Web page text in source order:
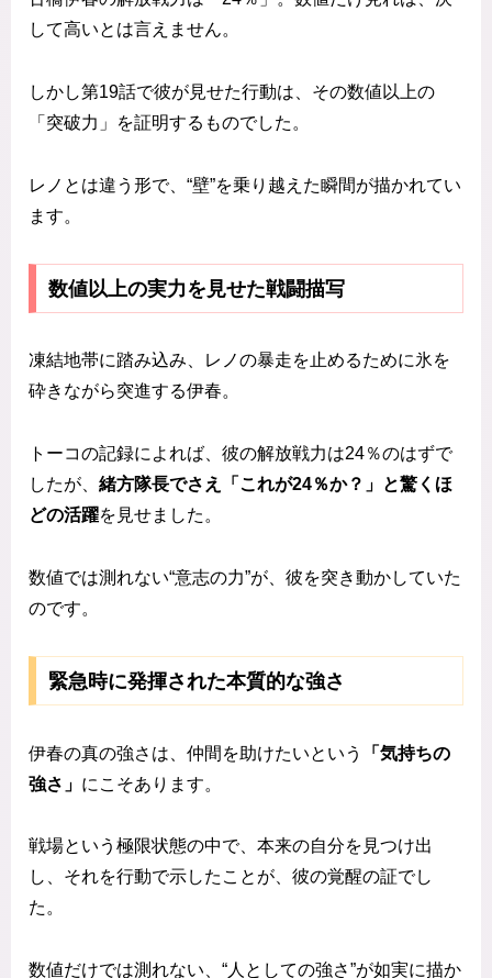
して高いとは言えません。
しかし第19話で彼が見せた行動は、その数値以上の
「突破力」を証明するものでした。
レノとは違う形で、“壁”を乗り越えた瞬間が描かれてい
ます。
数値以上の実力を見せた戦闘描写
凍結地帯に踏み込み、レノの暴走を止めるために氷を
砕きながら突進する伊春。
トーコの記録によれば、彼の解放戦力は24％のはずで
したが、 緒方隊長でさえ「これが24％か？」と驚くほ
どの活躍を見せました。
数値では測れない“意志の力”が、彼を突き動かしていた
のです。
緊急時に発揮された本質的な強さ
伊春の真の強さは、仲間を助けたいという
「気持ちの
強さ」 にこそあります。
戦場という極限状態の中で、本来の自分を見つけ出
し、それを行動で示したことが、彼の覚醒の証でし
た。
数値だけでは測れない、“人としての強さ”が如実に描か